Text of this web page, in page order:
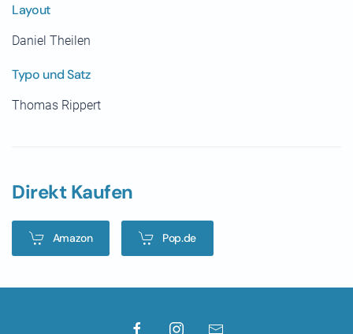
Layout
Daniel Theilen
Typo und Satz
Thomas Rippert
Direkt Kaufen
Amazon Pop.de